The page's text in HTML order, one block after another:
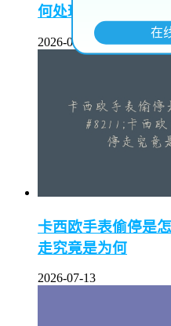
何处理？
2026-07-13
卡西欧手表偷停是
走究竟是为何
2026-07-13
在